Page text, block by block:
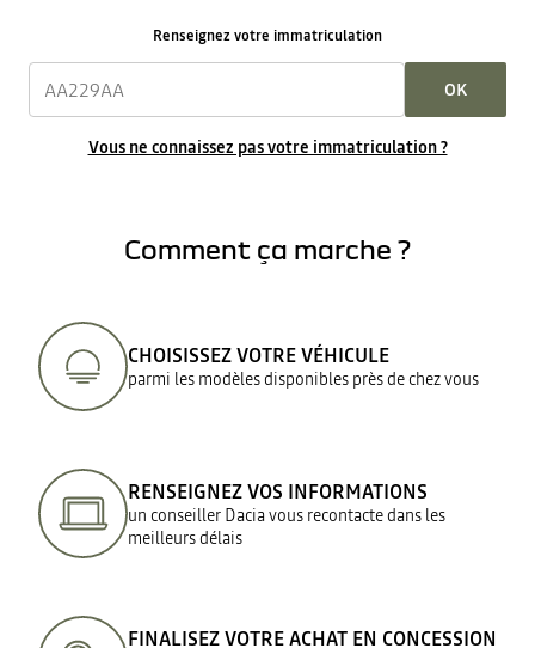
Renseignez votre immatriculation
OK
Vous ne connaissez pas votre immatriculation ?
Comment ça marche ?
CHOISISSEZ VOTRE VÉHICULE
parmi les modèles disponibles près de chez vous
RENSEIGNEZ VOS INFORMATIONS
un conseiller Dacia vous recontacte dans les
meilleurs délais
FINALISEZ VOTRE ACHAT EN CONCESSION